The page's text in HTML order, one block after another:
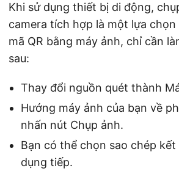
Khi sử dụng thiết bị di động,
camera tích hợp là một lựa
mã QR bằng máy ảnh, chỉ cần
sau:
Thay đổi nguồn quét thành
Hướng máy ảnh của bạn về
nhấn nút Chụp ảnh.
Bạn có thể chọn sao chép kết
dụng tiếp.